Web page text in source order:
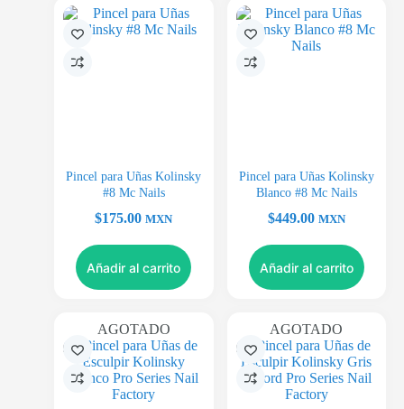
Pincel para Uñas Kolinsky
#8 Mc Nails
$175.00 MXN
Añadir al carrito
Pincel para Uñas Kolinsky
Blanco #8 Mc Nails
$449.00 MXN
Añadir al carrito
AGOTADO AGOTADO